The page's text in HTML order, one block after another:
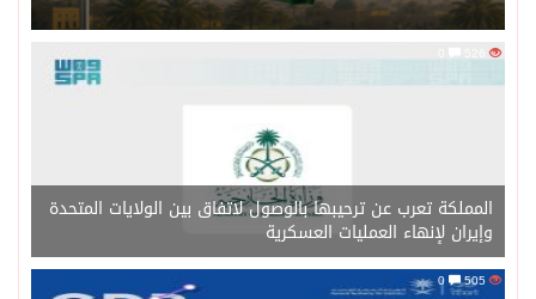
526
المملكة تعرب عن ترحيبها بالوصول لاتفاق بين الولايات المتحدة
وإيران لإنهاء العمليات العسكرية
505